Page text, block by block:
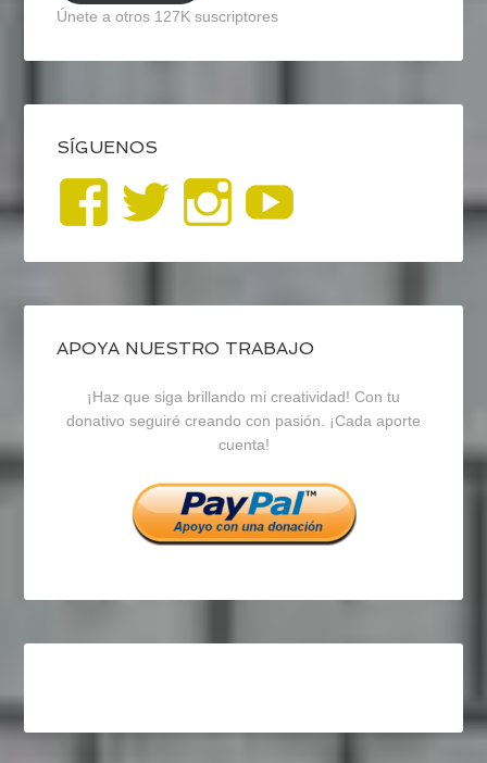
Únete a otros 127K suscriptores
SÍGUENOS
Ver
perfil
de
blogrecursosep
en
Facebook
Ver
perfil
de
recursosep
en
Twitter
Ver
perfil
de
recursosep
en
Instagram
APOYA NUESTRO TRABAJO
¡Haz que siga brillando mi creatividad! Con tu
donativo seguiré creando con pasión. ¡Cada aporte
cuenta!